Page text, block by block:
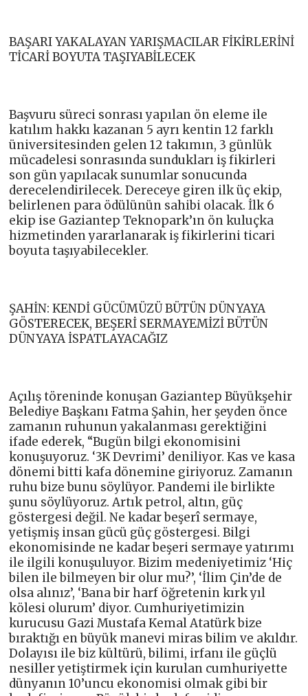
BAŞARI YAKALAYAN YARIŞMACILAR FİKİRLERİNİ
TİCARİ BOYUTA TAŞIYABİLECEK
Başvuru süreci sonrası yapılan ön eleme ile
katılım hakkı kazanan 5 ayrı kentin 12 farklı
üniversitesinden gelen 12 takımın, 3 günlük
mücadelesi sonrasında sundukları iş fikirleri
son gün yapılacak sunumlar sonucunda
derecelendirilecek. Dereceye giren ilk üç ekip,
belirlenen para ödülünün sahibi olacak. İlk 6
ekip ise Gaziantep Teknopark’ın ön kuluçka
hizmetinden yararlanarak iş fikirlerini ticari
boyuta taşıyabilecekler.
ŞAHİN: KENDİ GÜCÜMÜZÜ BÜTÜN DÜNYAYA
GÖSTERECEK, BEŞERİ SERMAYEMİZİ BÜTÜN
DÜNYAYA İSPATLAYACAĞIZ
Açılış töreninde konuşan Gaziantep Büyükşehir
Belediye Başkanı Fatma Şahin, her şeyden önce
zamanın ruhunun yakalanması gerektiğini
ifade ederek, “Bugün bilgi ekonomisini
konuşuyoruz. ‘3K Devrimi’ deniliyor. Kas ve kasa
dönemi bitti kafa dönemine giriyoruz. Zamanın
ruhu bize bunu söylüyor. Pandemi ile birlikte
şunu söylüyoruz. Artık petrol, altın, güç
göstergesi değil. Ne kadar beşerî sermaye,
yetişmiş insan gücü güç göstergesi. Bilgi
ekonomisinde ne kadar beşeri sermaye yatırımı
ile ilgili konuşuluyor. Bizim medeniyetimiz ‘Hiç
bilen ile bilmeyen bir olur mu?’, ‘İlim Çin’de de
olsa alınız’, ‘Bana bir harf öğretenin kırk yıl
kölesi olurum’ diyor. Cumhuriyetimizin
kurucusu Gazi Mustafa Kemal Atatürk bize
bıraktığı en büyük manevi miras bilim ve akıldır.
Dolayısı ile biz kültürü, bilimi, irfanı ile güçlü
nesiller yetiştirmek için kurulan cumhuriyette
dünyanın 10’uncu ekonomisi olmak gibi bir